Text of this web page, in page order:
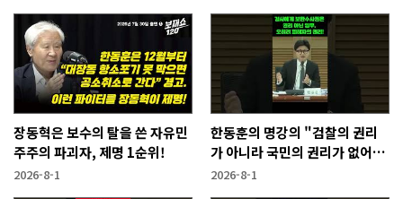
장동혁은 보수의 탈을 쓴 자유민
주주의 파괴자, 제명 1순위!
2026-8-1
한동훈의 명강의 "검찰의 권리
가 아니라 국민의 권리가 없어지
는 것"
2026-8-1